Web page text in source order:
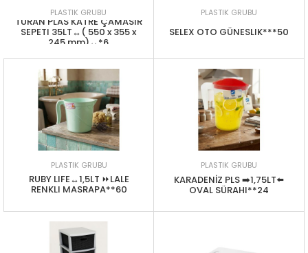
PLASTIK GRUBU
TURAN PLAS KATRE ÇAMASIR
SEPETI 35LT↔️( 550 x 355 x
245 mm)↔️*6
PLASTIK GRUBU
SELEX OTO GÜNESLIK***50
PLASTIK GRUBU
RUBY LIFE↔️1,5LT ⏩LALE
RENKLI MASRAPA**60
PLASTIK GRUBU
KARADENİZ PLS ➡️1,75LT⬅️
OVAL SÜRAHI**24